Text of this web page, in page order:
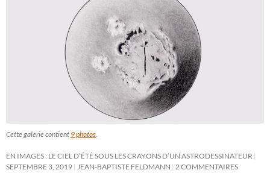
Cette galerie contient 9 photos
EN IMAGES : LE CIEL D’ÉTÉ SOUS LES CRAYONS D’UN ASTRODESSINATEUR
SEPTEMBRE 3, 2019
JEAN-BAPTISTE FELDMANN 2 COMMENTAIRES